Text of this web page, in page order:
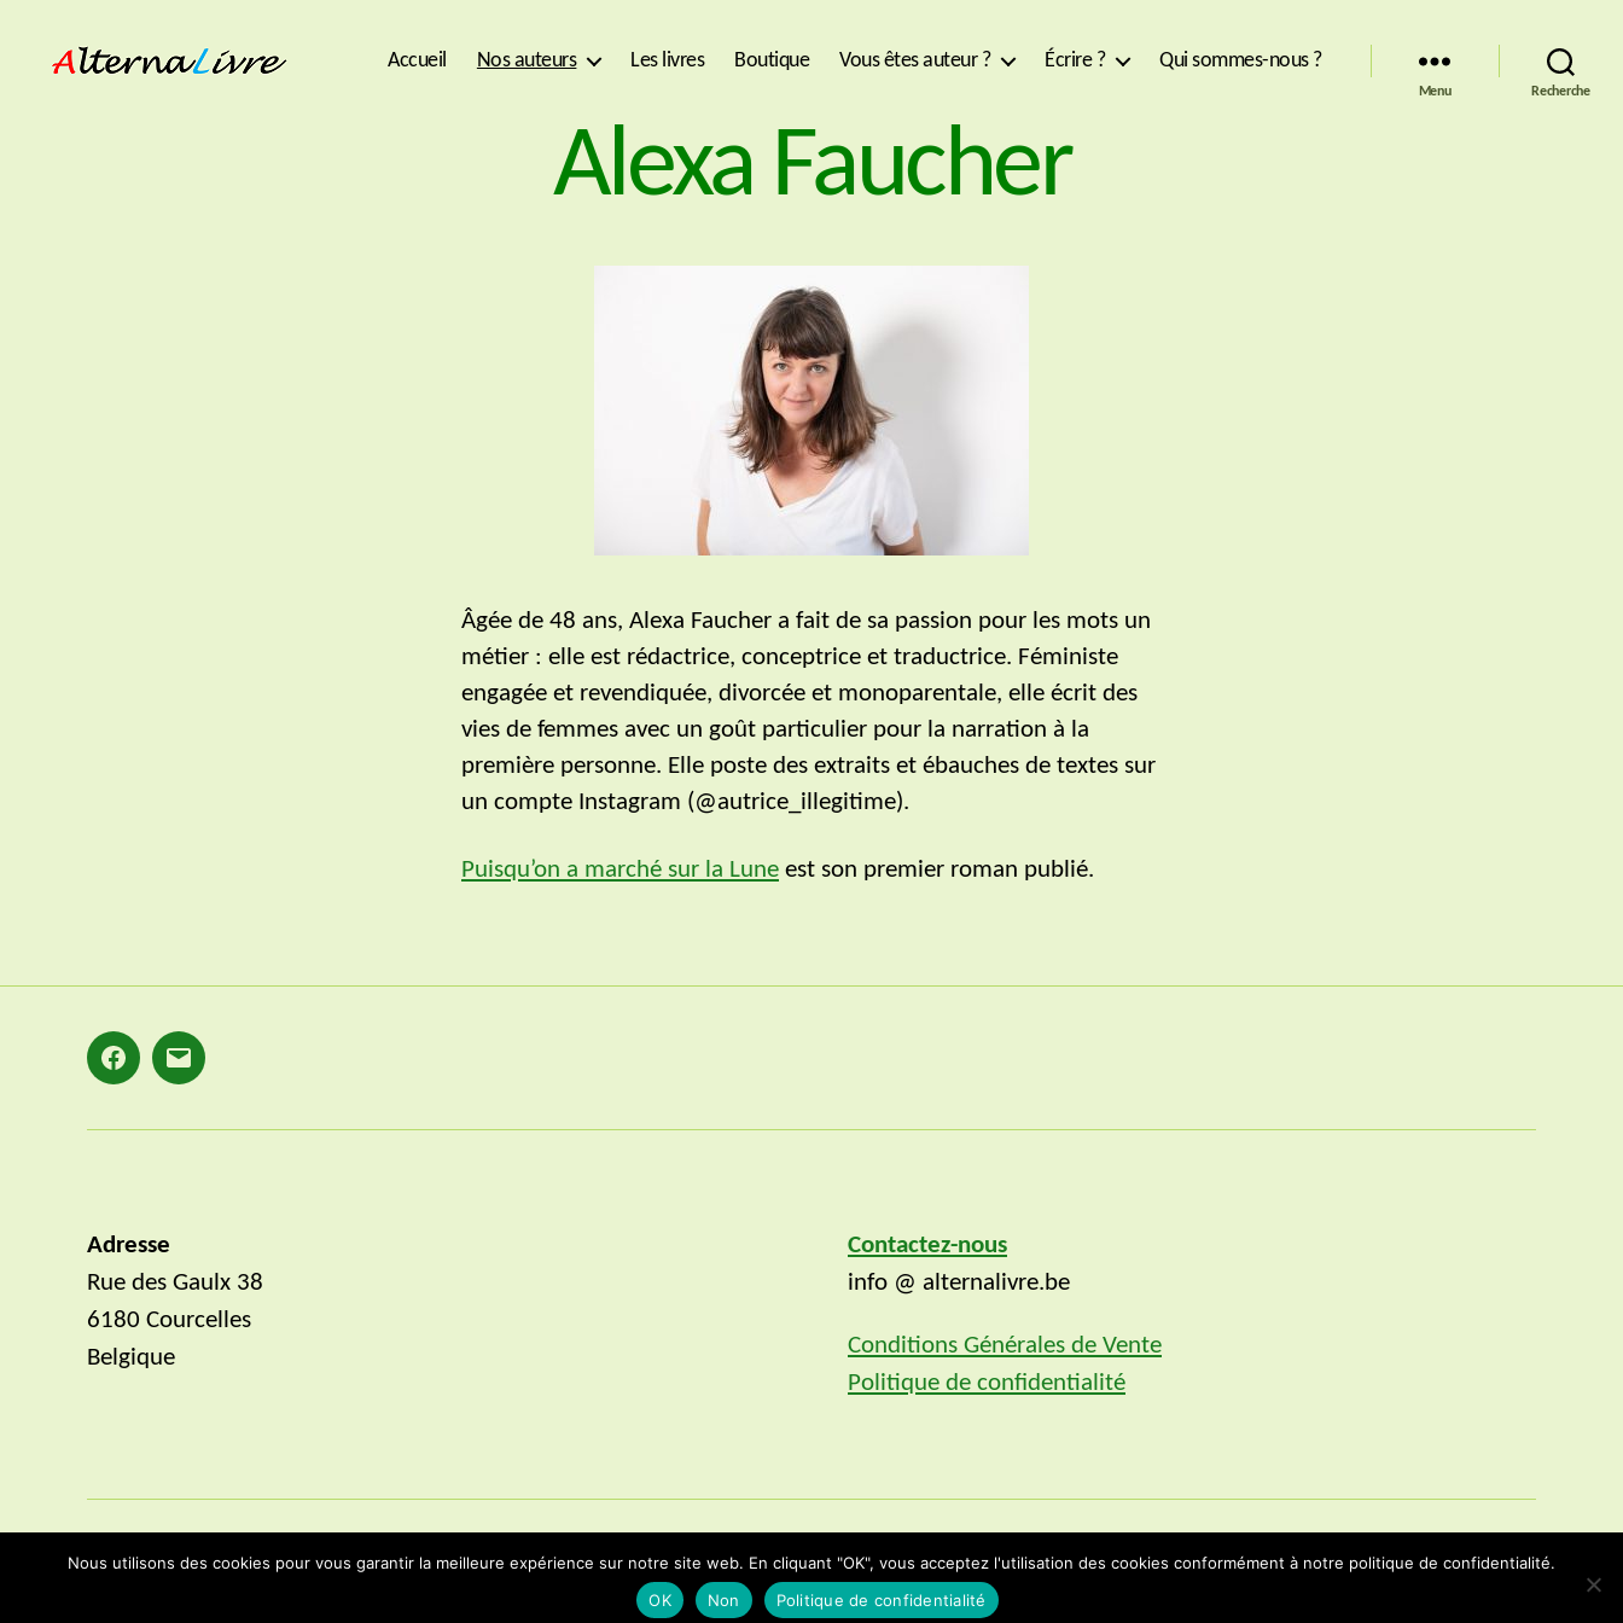
Accueil Nos auteurs Les livres Boutique Vous êtes auteur ? Écrire ? Qui sommes-nous ?
Menu Recherche
Alexa Faucher
Âgée de 48 ans, Alexa Faucher a fait de sa passion pour les mots un
métier : elle est rédactrice, conceptrice et traductrice. Féministe
engagée et revendiquée, divorcée et monoparentale, elle écrit des
vies de femmes avec un goût particulier pour la narration à la
première personne. Elle poste des extraits et ébauches de textes sur
un compte Instagram (@autrice_illegitime).
Puisqu’on a marché sur la Lune est son premier roman publié.
Facebook
E-
Adresse
Rue des Gaulx 38
6180 Courcelles
Belgique
Contactez-nous
info @ alternalivre.be
Conditions Générales de Vente
Politique de confidentialité
© 2026AlternaLivre Politique de confidentialité Propulsé par WordPress Vers le haut↑
Nous utilisons des cookies pour vous garantir la meilleure expérience sur notre site web. En cliquant "OK", vous acceptez l'utilisation des cookies conformément à notre politique de confidentialité.
OK
Non Politique de confidentialité